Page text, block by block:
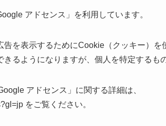
アドセンス」を利用しています。
を表示するためにCookie（クッキー）を
るようになりますが、個人を特定するも
アドセンス」に関する詳細は、
をご覧ください。